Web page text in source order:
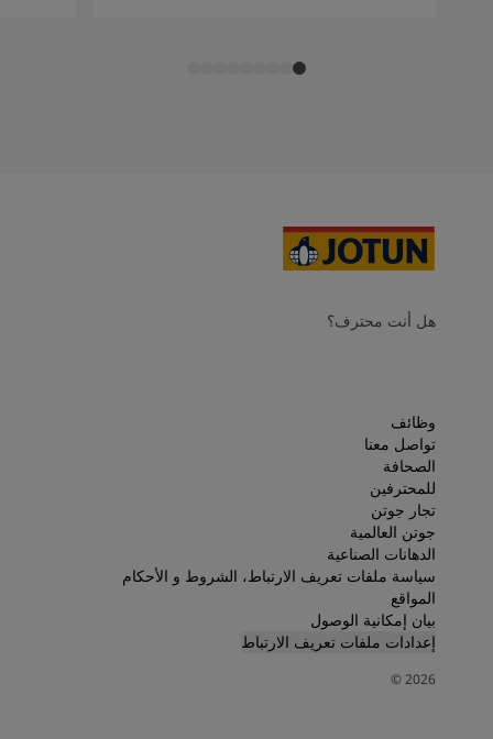
هل أنت محترف؟
وظائف
تواصل معنا
الصحافة
للمحترفين
تجار جوتن
جوتن العالمية
الدهانات الصناعية
سياسة ملفات تعريف الارتباط، الشروط و الأحكام
المواقع
بيان إمكانية الوصول
إعدادات ملفات تعريف الارتباط
2026
©